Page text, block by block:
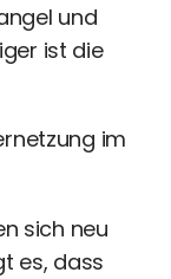
und
ist die
im
sich neu
es, dass